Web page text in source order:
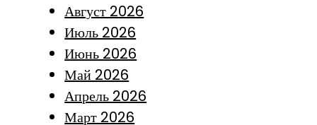
Август 2026
Июль 2026
Июнь 2026
Май 2026
Апрель 2026
Март 2026